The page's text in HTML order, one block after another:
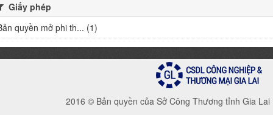
Giấy phép
quyền mở phi th... (1)
2016 © Bản quyền của Sở Công Thương tỉnh Gia Lai